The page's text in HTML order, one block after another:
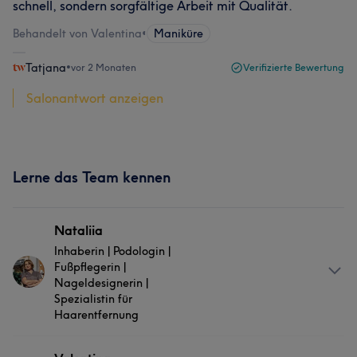
schnell, sondern sorgfältige Arbeit mit Qualität.
Behandelt von Valentina• Maniküre
Tatjana•vor 2 Monaten Verifizierte Bewertung
Salonantwort anzeigen
Lerne das Team kennen
Nataliia
Inhaberin | Podologin |
Fußpflegerin |
Nageldesignerin |
Spezialistin für
Haarentfernung